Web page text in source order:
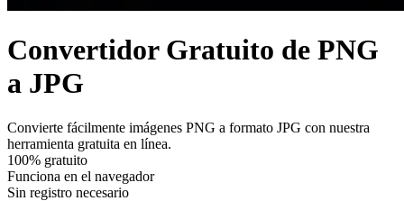
Convertidor Gratuito de PNG
a JPG
Convierte fácilmente imágenes PNG a formato JPG con nuestra
herramienta gratuita en línea.
100% gratuito
Funciona en el navegador
Sin registro necesario